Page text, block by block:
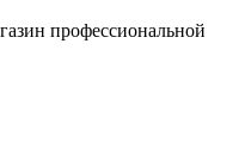
профессиональной